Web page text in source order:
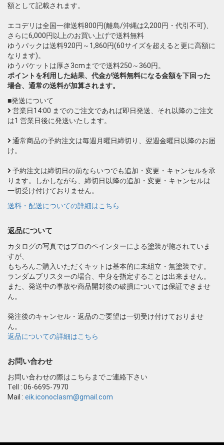
額として記載されます。
エコデリは全国一律送料800円(離島/沖縄は2,200円・代引不可)、
さらに6,000円以上のお買い上げで送料無料
ゆうパックは送料920円～1,860円(60サイズを超えると更に高額に
なります)。
ゆうパケットは厚さ3cmまでで送料250～360円。
ポイントを利用した結果、代金が送料無料になる金額を下回った
場合、通常の送料が加算されます。
■発送について
営業日14:00 までのご注文であれば即日発送、それ以降のご注文
は1 営業日後に発送いたします。
通常商品の予約注文は毎週月曜日締切り、翌週金曜日以降のお届
け。
予約注文は締切日の前ならいつでも追加・変更・キャンセルを承
ります。しかしながら、締切日以降の追加・変更・キャンセルは
一切受け付けておりません。
送料・配送についての詳細はこちら
返品について
カタログの写真ではプロのペインターによる塗装が施されていま
すが、
もちろんご購入いただくキットは基本的に未組立・無塗装です。
ランダムブリスターの場合、中身を指定することは出来ません。
また、発送中の事故や商品開封後の破損については保証できませ
ん。
発注後のキャンセル・返品のご要望は一切受け付けておりませ
ん。
返品についての詳細はこちら
お問い合わせ
お問い合わせの際はこちらまでご連絡下さい
Tell : 06-6695-7970
Mail : eik.iconoclasm@gmail.com